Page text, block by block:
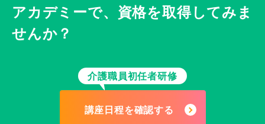
アカデミーで、 資格を取得してみま
せんか？
介護職員初任者研修
講座日程を確認する